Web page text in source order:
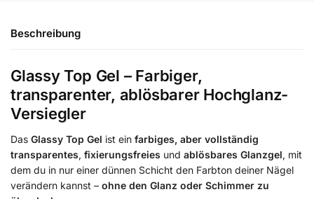
Beschreibung
Glassy Top Gel – Farbiger,
transparenter, ablösbarer Hochglanz-
Versiegler
Das Glassy Top Gel ist ein farbiges, aber vollständig
transparentes, fixierungsfreies und ablösbares Glanzgel, mit
dem du in nur einer dünnen Schicht den Farbton deiner Nägel
verändern kannst – ohne den Glanz oder Schimmer zu